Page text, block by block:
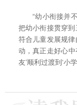
“幼小衔接并不
把幼小衔接贯穿
符合儿童发展规
动，真正走好心
友’顺利过渡到‘小